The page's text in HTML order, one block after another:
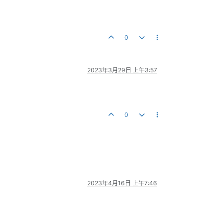
0
2023年3月29日 上午3:57
0
2023年4月16日 上午7:46